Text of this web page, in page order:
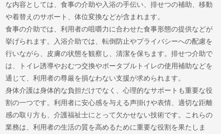
な内容としては、食事の介助や入浴の手伝い、排せつの補助、移動
や着替えのサポート、体位変換などが含まれます。
食事の介助では、利用者の咀嚼力に合わせた食事形態の提供などが
挙げられます。入浴介助では、転倒防止やプライバシーへの配慮を
行いながら、皮膚の状態を観察し、清潔を保ちます。排せつ介助で
は、トイレ誘導やおむつ交換やポータブルトイレの使用補助などを
通じて、利用者の尊厳を損なわない支援が求められます。
身体介護は身体的な負担だけでなく、心理的なサポートも重要な役
割の一つです。利用者に安心感を与える声掛けや表情、適切な距離
感の取り方も、介護福祉士にとって欠かせない技術です。これらの
業務は、利用者の生活の質を高めるために重要な役割を果たしま